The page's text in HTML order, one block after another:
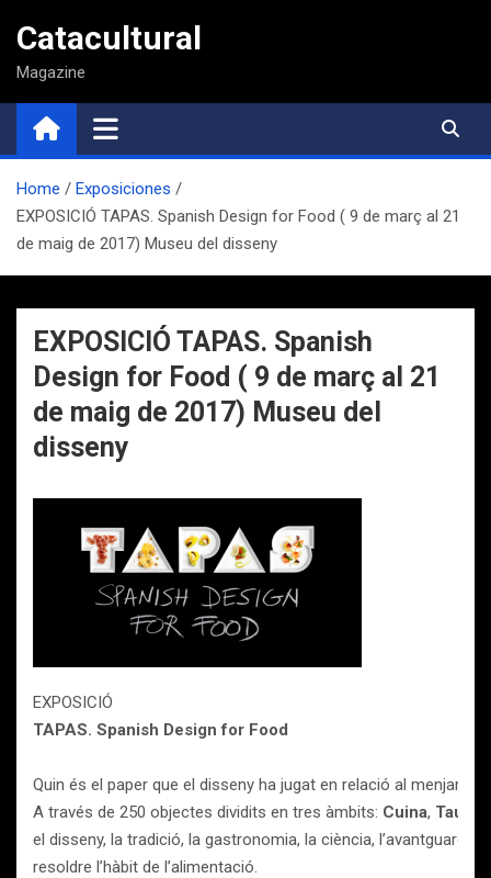
contenido
Catacultural
Magazine
Home
Exposiciones
EXPOSICIÓ TAPAS. Spanish Design for Food ( 9 de març al 21
de maig de 2017) Museu del disseny
EXPOSICIÓ TAPAS. Spanish
Design for Food ( 9 de març al 21
de maig de 2017) Museu del
disseny
EXPOSICIÓ
TAPAS. Spanish Design for Food
Quin és el paper que el disseny ha jugat en relació al menjar i
A través de 250 objectes dividits en tres àmbits: Cuina, Taula
el disseny, la tradició, la gastronomia, la ciència, l’avantguarda,
resoldre l’hàbit de l’alimentació.